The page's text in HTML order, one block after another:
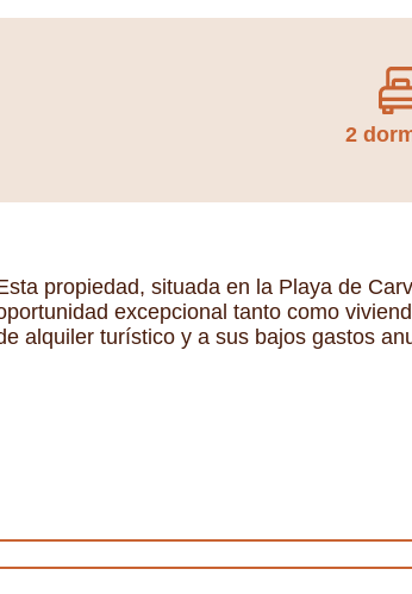
2
propiedad, situada en la Playa de
excepcional tanto como
alquiler turístico y a sus bajos gastos